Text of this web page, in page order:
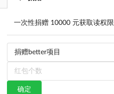
一次性捐赠 10000 元获取读权限
确定